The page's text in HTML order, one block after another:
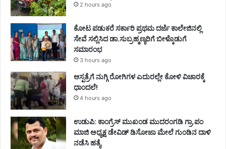
2 hours ago
ಕೋಟ ಪಡುಕರೆ ಸರ್ಕಾರಿ ಪ್ರಥಮ ದರ್ಜೆ ಕಾಲೇಜಿನಲ್ಲಿ
ಸೇವೆ ಸಲ್ಲಿಸಿದ ಡಾ.ಸುಬ್ರಹ್ಮಣ್ಯರಿಗೆ ಬೀಳ್ಕೊಡುಗೆ
ಸಮಾರಂಭ
3 hours ago
ಆಸ್ಪತ್ರೆಗೆ ನುಗ್ಗಿ ರೋಗಿಗಳ ಎದುರಲ್ಲೇ ಕೋಳಿ ವಿಚಾರಕ್ಕೆ
ಧಾಂದಲೆ!
4 hours ago
ಉಡುಪಿ: ಕಾಂಗ್ರೆಸ್‌ ಮುಖಂಡ ಮುದರಂಗಡಿ ಗ್ರಾ.ಪಂ
ಮಾಜಿ ಅಧ್ಯಕ್ಷ ಡೇವಿಡ್‌ ಡಿಸೋಜಾ ಮೇಲೆ ಗುಂಡಿನ ದಾಳಿ
ನಡೆಸಿ ಹತ್ಯೆ